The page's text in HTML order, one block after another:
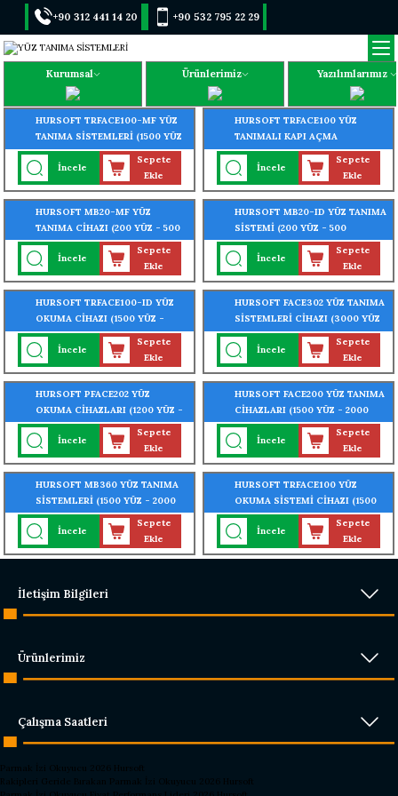
+90 312 441 14 20 +90 532 795 22 29
Kurumsal Ürünlerimiz Yazılımlarımız
HURSOFT TRFACE100-MF YÜZ
TANIMA SİSTEMLERİ (1500 YÜZ
- 2000 PARMAK - 2000 KART
OKUMA ÖZELLİĞİ)
İncele
Sepete
Ekle
HURSOFT TRFACE100 YÜZ
TANIMALI KAPI AÇMA
SİSTEMLERİ(1500 YÜZ TANIMA
ÖZELLİĞİ)
İncele
Sepete
Ekle
HURSOFT MB20-MF YÜZ
TANIMA CİHAZI (200 YÜZ - 500
PARMAK-1000 KART TANIMA
ÖZELLİĞİ)
İncele
Sepete
Ekle
HURSOFT MB20-ID YÜZ TANIMA
SİSTEMİ (200 YÜZ - 500
PARMAK - 1000 KART TANIMA
ÖZELLİĞİ)
İncele
Sepete
Ekle
HURSOFT TRFACE100-ID YÜZ
OKUMA CİHAZI (1500 YÜZ -
2000 PARMAK - 2000 KART
OKUMA ÖZELLİĞİ)
İncele
Sepete
Ekle
HURSOFT FACE302 YÜZ TANIMA
SİSTEMLERİ CİHAZI (3000 YÜZ
- 4000 PARMAK OKUMA
ÖZELLİĞİ)
İncele
Sepete
Ekle
HURSOFT PFACE202 YÜZ
OKUMA CİHAZLARI (1200 YÜZ -
600 AVUÇ İÇİ - 3000 PARMAK
OKUMA ÖZELLİĞİ)
İncele
Sepete
Ekle
HURSOFT FACE200 YÜZ TANIMA
CİHAZLARI (1500 YÜZ - 2000
KART OKUMA ÖZELLİĞİ)
İncele
Sepete
Ekle
HURSOFT MB360 YÜZ TANIMA
SİSTEMLERİ (1500 YÜZ - 2000
PARMAK İZİ - 2000 KART
OKUMA ÖZELLİĞİ)
İncele
Sepete
Ekle
HURSOFT TRFACE100 YÜZ
OKUMA SİSTEMİ CİHAZI (1500
YÜZ - 2000 PARMAK - 2000
KART OKUMA ÖZELLİĞİ)
İncele
Sepete
Ekle
İletişim Bilgileri
Ürünlerimiz
Çalışma Saatleri
Parmak İzi Okuyucu 2026 Hursoft
Rakipleri Geride Bırakan Parmak İzi Okuyucu 2026 Hursoft